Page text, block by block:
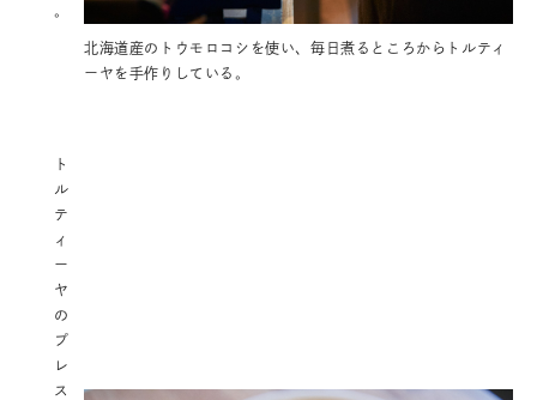
。
北海道産のトウモロコシを使い、毎日煮るところからトルティ
ーヤを手作りしている。
ト
ル
テ
ィ
ー
ヤ
の
プ
レ
ス